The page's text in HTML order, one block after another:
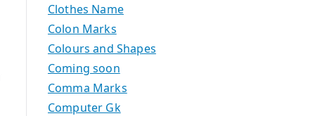
Clothes Name
Colon Marks
Colours and Shapes
Coming soon
Comma Marks
Computer Gk